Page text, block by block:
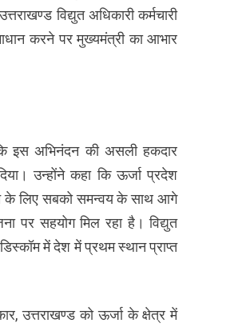
विद्युत अधिकारी कर्मचारी
करने पर मुख्यमंत्री का आभार
इस अभिनंदन की असली हकदार
उन्होंने कहा कि ऊर्जा प्रदेश
के लिए सबको समन्वय के साथ आगे
पर सहयोग मिल रहा है। विद्युत
डिस्कॉम में देश में प्रथम स्थान प्राप्त
उत्तराखण्ड को ऊर्जा के क्षेत्र में